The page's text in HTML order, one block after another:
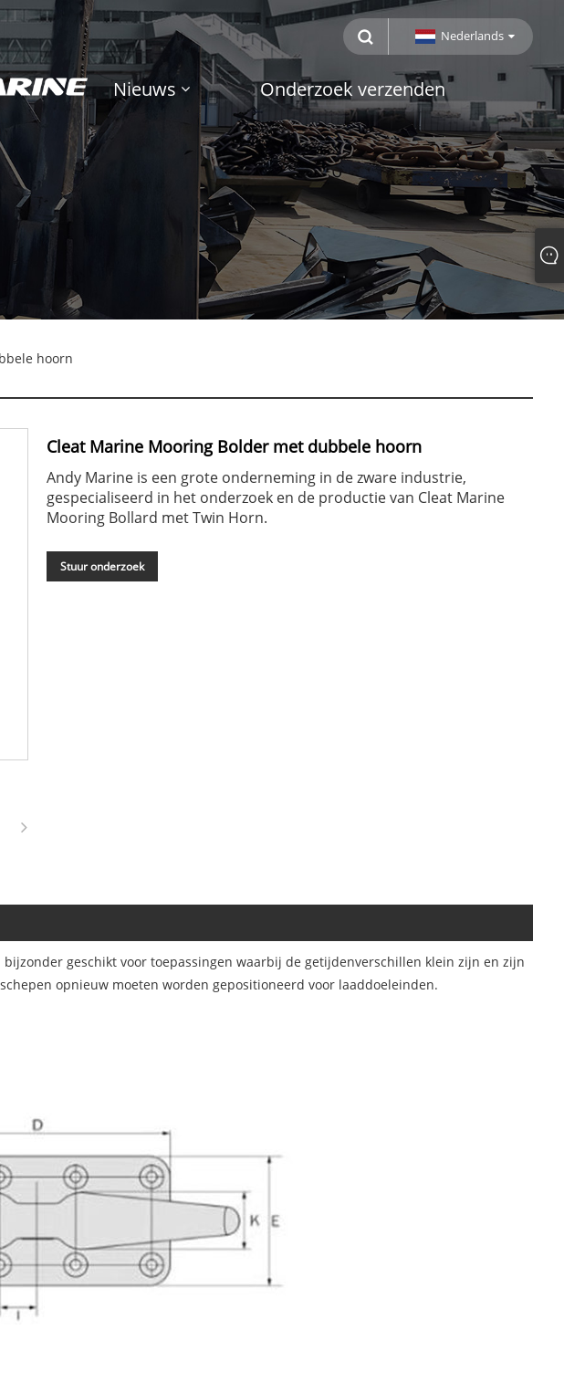
Nederlands
Nieuws Onderzoek verzenden
hoorn
Cleat Marine Mooring Bolder met dubbele hoorn
Andy Marine is een grote onderneming in de zware industrie,
gespecialiseerd in het onderzoek en de productie van Cleat Marine
Mooring Bollard met Twin Horn.
Stuur onderzoek
geschikt voor toepassingen waarbij de getijdenverschillen klein zijn en zijn
opnieuw moeten worden gepositioneerd voor laaddoeleinden.